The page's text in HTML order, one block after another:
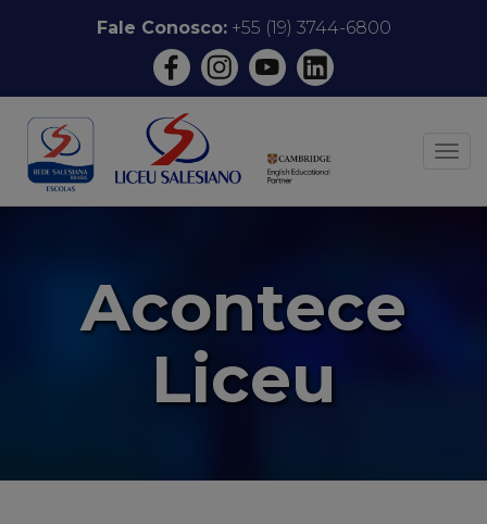
conteúdo
Fale Conosco:+55 (19) 3744-6800
Acontece
Liceu